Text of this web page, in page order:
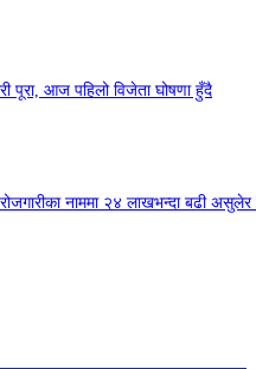
पूरा, आज पहिलो विजेता घोषणा हुँदै
नाममा २४ लाखभन्दा बढी असुलेर